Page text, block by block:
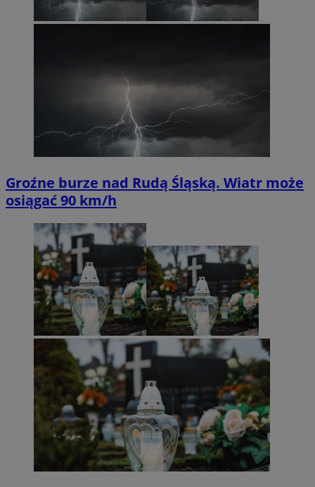
Groźne burze nad Rudą Śląską. Wiatr może
osiągać 90 km/h